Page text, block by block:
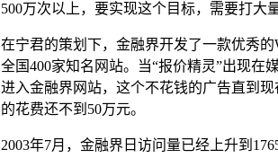
500万次以上，要实现这个目标，需要打大
在宁君的策划下，金融界开发了一款优秀
全国400家知名网站。当“报价精灵”出现在
进入金融界网站，这个不花钱的广告直到
的花费还不到50万元。
2003年7月，金融界日访问量已经上升到